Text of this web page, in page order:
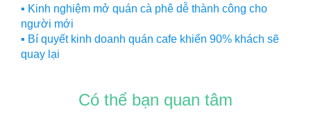
▪️ Kinh nghiệm mở quán cà phê dễ thành công cho
người mới
▪️ Bí quyết kinh doanh quán cafe khiến 90% khách sẽ
quay lại
Có thể bạn quan tâm